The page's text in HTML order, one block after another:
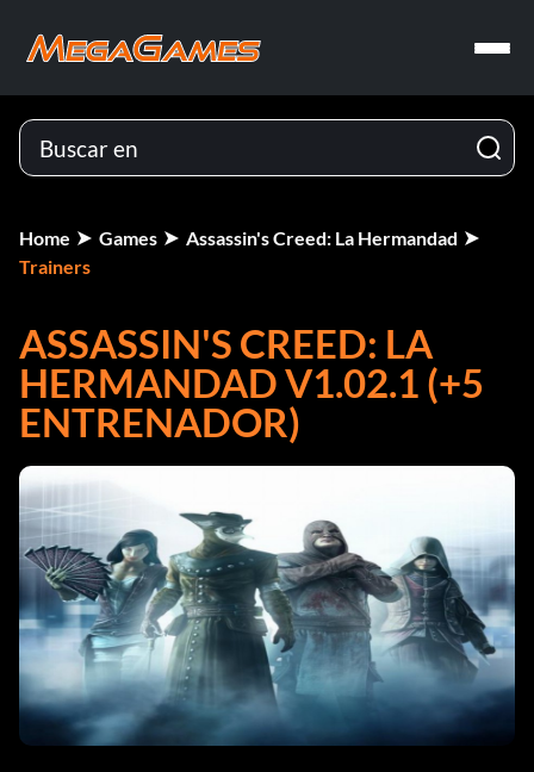
Home Games
Assassin's Creed: La Hermandad
Trainers
ASSASSIN'S CREED: LA
HERMANDAD V1.02.1 (+5
ENTRENADOR)